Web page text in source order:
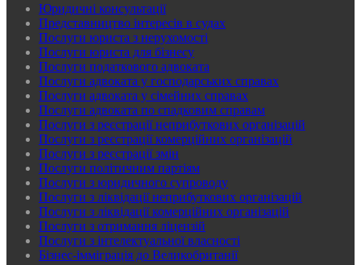
Юридичні консультації
Представництво інтересів в судах
Послуги юриста з нерухомості
Послуги юриста для бізнесу
Послуги податкового адвоката
Послуги адвоката у господарських справах
Послуги адвоката у сімейних справах
Послуги адвоката по спадковим справам
Послуги з реєстрації неприбуткових організацій
Послуги з реєстрації комерційних організацій
Послуги з реєстрації змін
Послуги політичним партіям
Послуги з юридичного супроводу
Послуги з ліквідації неприбуткових організацій
Послуги з ліквідації комерційних організацій
Послуги з отримання ліцензій
Послуги з інтелектуальної власності
Бізнес-імміграція до Великобританії